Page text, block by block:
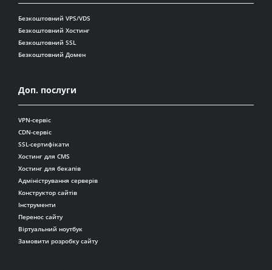
Безкоштовний VPS/VDS
Безкоштовний Хостинг
Безкоштовний SSL
Безкоштовний Домен
Доп. послуги
VPN-сервіс
CDN-сервіс
SSL-сертифікати
Хостинг для CMS
Хостинг для бекапів
Адміністрування серверів
Конструктор сайтів
Інструменти
Перенос сайту
Віртуальний ноутбук
Замовити розробку сайту